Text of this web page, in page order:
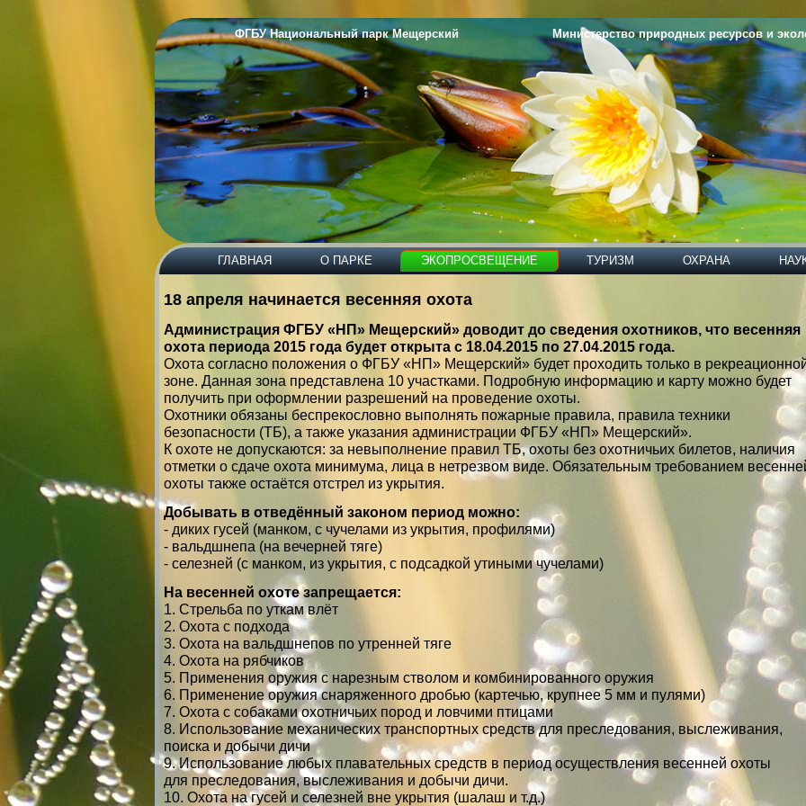
ФГБУ Национальный парк Мещерский Министерство природных ресурсов и
ГЛАВНАЯ О ПАРКЕ ЭКОПРОСВЕЩЕНИЕ ТУРИЗМ ОХРАНА
18 апреля начинается весенняя охота
Администрация ФГБУ «НП» Мещерский» доводит до сведения охотников, что весенняя
охота периода 2015 года будет открыта с 18.04.2015 по 27.04.2015 года.
Охота согласно положения о ФГБУ «НП» Мещерский» будет проходить только в
зоне. Данная зона представлена 10 участками. Подробную информацию и карту можно будет
получить при оформлении разрешений на проведение охоты.
Охотники обязаны беспрекословно выполнять пожарные правила, правила техники
безопасности (ТБ), а также указания администрации ФГБУ «НП» Мещерский».
К охоте не допускаются: за невыполнение правил ТБ, охоты без охотничьих билетов, наличия
отметки о сдаче охота минимума, лица в нетрезвом виде. Обязательным требованием
охоты также остаётся отстрел из укрытия.
Добывать в отведённый законом период можно:
- диких гусей (манком, с чучелами из укрытия, профилями)
- вальдшнепа (на вечерней тяге)
- селезней (с манком, из укрытия, с подсадкой утиными чучелами)
На весенней охоте запрещается:
1. Стрельба по уткам влёт
2. Охота с подхода
3. Охота на вальдшнепов по утренней тяге
4. Охота на рябчиков
5. Применения оружия с нарезным стволом и комбинированного оружия
6. Применение оружия снаряженного дробью (картечью, крупнее 5 мм и пулями)
7. Охота с собаками охотничьих пород и ловчими птицами
8. Использование механических транспортных средств для преследования, выслеживания,
поиска и добычи дичи
9. Использование любых плавательных средств в период осуществления весенней охоты
для преследования, выслеживания и добычи дичи.
10. Охота на гусей и селезней вне укрытия (шалаш и т.д.)